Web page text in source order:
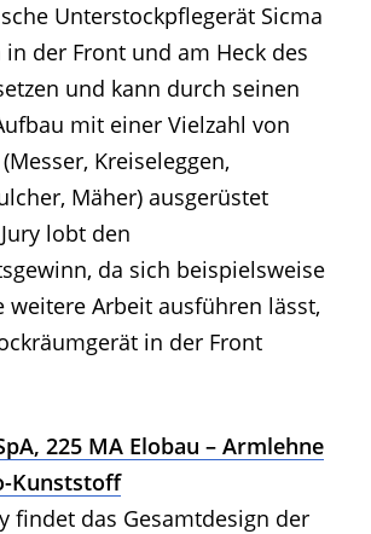
Unterstockpflegerät Sicma
in der Front und am Heck des
und kann durch seinen
mit einer Vielzahl von
Kreiseleggen,
Mäher) ausgerüstet
lobt den
da sich beispielsweise
weitere Arbeit ausführen lässt,
in der Front
225 MA Elobau – Armlehne
Kunststoff
findet das Gesamtdesign der